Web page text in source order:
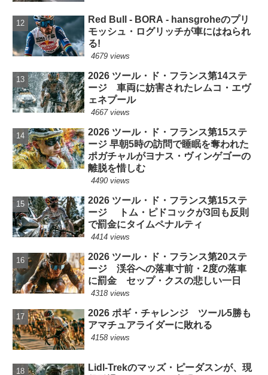
Red Bull - BORA - hansgroheのプリ
モッシュ・ログリッチが車にはねられ
る!
4679 views
2026 ツール・ド・フランス第14ステ
ージ 車両に妨害されたレムコ・エヴ
ェネプール
4667 views
2026 ツール・ド・フランス第15ステ
ージ 早朝5時の訪問で睡眠を奪われた
ポガチャルがヨナス・ヴィンゲゴーの
離脱を惜しむ
4490 views
2026 ツール・ド・フランス第15ステ
ージ トム・ピドコックが3回も反則
で罰金にタイムペナルティ
4414 views
2026 ツール・ド・フランス第20ステ
ージ 渓谷への落車寸前・2度の落車
に罰金 セップ・クスの悲しい一日
4318 views
2026 ポギ・チャレンジ ツール5勝も
アマチュアライダーに敗れる
4158 views
Lidl-Trekのマッズ・ピーダスンが、現